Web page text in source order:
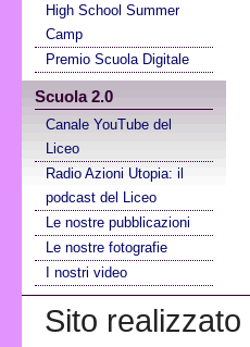
High School Summer
Camp
Premio Scuola Digitale
Scuola 2.0
Canale YouTube del
Liceo
Radio Azioni Utopia: il
podcast del Liceo
Le nostre pubblicazioni
Le nostre fotografie
I nostri video
Sito